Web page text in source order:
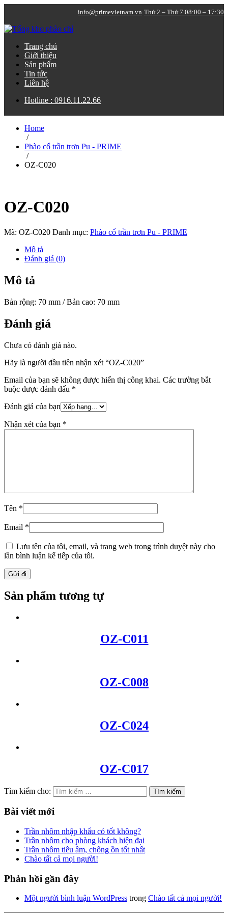
info@primevietnam.vn Thứ 2 – Thứ 7 08:00 – 17:30
Trang chủ
Giới thiệu
Sản phẩm
Tin tức
Liên hệ
Hotline : 0916.11.22.66
Home
/
Phào cổ trần trơn Pu - PRIME
/
OZ-C020
OZ-C020
Mã: OZ-C020 Danh mục: Phào cổ trần trơn Pu - PRIME
Mô tả
Đánh giá (0)
Mô tả
Bản rộng: 70 mm / Bản cao: 70 mm
Đánh giá
Chưa có đánh giá nào.
Hãy là người đầu tiên nhận xét “OZ-C020”
Email của bạn sẽ không được hiển thị công khai. Các trường bắt
buộc được đánh dấu *
Đánh giá của bạn
Nhận xét của bạn *
Tên *
Email *
Lưu tên của tôi, email, và trang web trong trình duyệt này cho
lần bình luận kế tiếp của tôi.
Sản phẩm tương tự
OZ-C011
OZ-C008
OZ-C024
OZ-C017
Tìm kiếm cho:
Bài viết mới
Trần nhôm nhập khẩu có tốt không?
Trần nhôm cho phòng khách hiện đại
Trần nhôm tiêu âm, chống ồn tốt nhất
Chào tất cả mọi người!
Phản hồi gần đây
Một người bình luận WordPress trong Chào tất cả mọi người!